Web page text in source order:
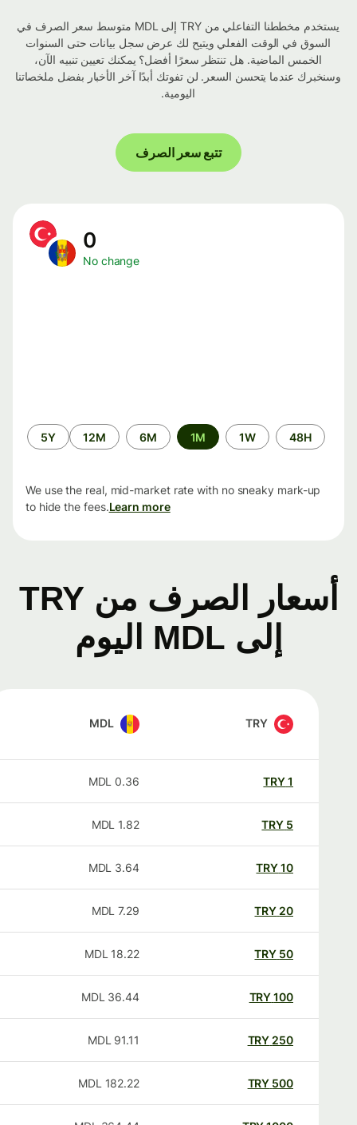
يستخدم مخططنا التفاعلي من TRY إلى MDL متوسط ​​سعر الصرف في
السوق في الوقت الفعلي ويتيح لك عرض سجل بيانات حتى السنوات
الخمس الماضية. هل تنتظر سعرًا أفضل؟ يمكنك تعيين تنبيه الآن،
وسنخبرك عندما يتحسن السعر. لن تفوتك أبدًا آخر الأخبار بفضل ملخصاتنا
اليومية.
تتبع سعر الصرف
No change
الفترة
الزمنية
48H
1W
1M
6M
12M
5Y
We use the real, mid-market rate with no sneaky mark-up
to hide the fees.Learn more
أسعار الصرف من TRY
إلى MDL اليوم
TRY
MDL
TRY
0.36
MDL
TRY
1.82
MDL
TRY
3.64
MDL
20
TRY
7.29
MDL
50
TRY
18.22
MDL
100
TRY
36.44
MDL
250
TRY
91.11
MDL
500
TRY
182.22
MDL